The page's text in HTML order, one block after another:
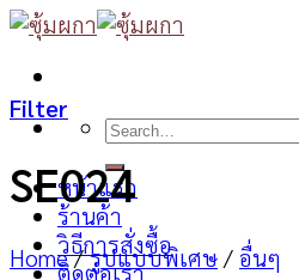
Skip
content
Search
หน้าแรก
ร้านค้า
วิธีการสั่งซื้อ
ติดต่อเรา
Filter
SE024
Home / รูปแบบพิเศษ / อื่นๆ